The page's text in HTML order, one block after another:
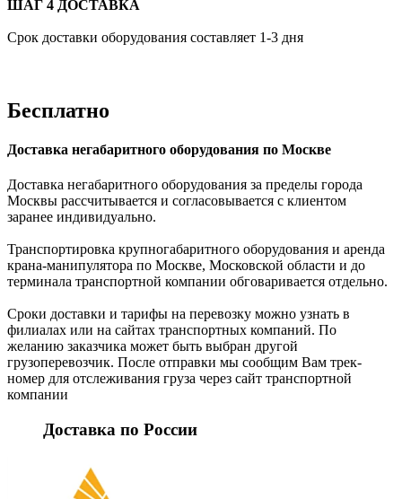
ШАГ 4 ДОСТАВКА
Срок доставки оборудования составляет 1-3 дня
Бесплатно
Доставка негабаритного оборудования по Москве
Доставка негабаритного оборудования за пределы города
Москвы рассчитывается и согласовывается с клиентом
заранее индивидуально.
Транспортировка крупногабаритного оборудования и аренда
крана-манипулятора по Москве, Московской области и до
терминала транспортной компании обговаривается отдельно.
Сроки доставки и тарифы на перевозку можно узнать в
филиалах или на сайтах транспортных компаний. По
желанию заказчика может быть выбран другой
грузоперевозчик. После отправки мы сообщим Вам трек-
номер для отслеживания груза через сайт транспортной
компании
Доставка по России